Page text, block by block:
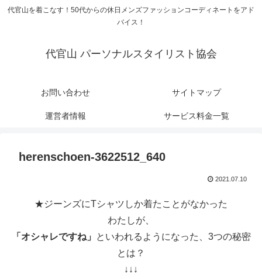
代官山を着こなす！50代からの休日メンズファッションコーディネートをアド
バイス！
代官山 パーソナルスタイリスト協会
お問い合わせ サイトマップ
運営者情報 サービス料金一覧
herenschoen-3622512_640
2021.07.10
★ジーンズにTシャツしか着たことがなかった
わたしが、
「オシャレですね」
といわれるようになった、3つの秘密
とは？
↓↓↓